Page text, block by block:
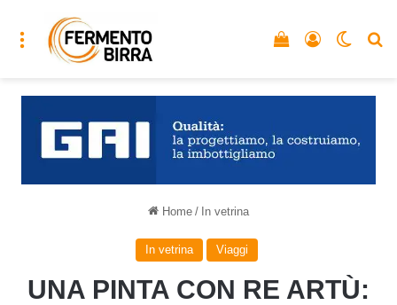
Menu Accedi
Vedi il carrello
Home / In vetrina
In vetrina Viaggi
UNA PINTA CON RE ARTÙ: